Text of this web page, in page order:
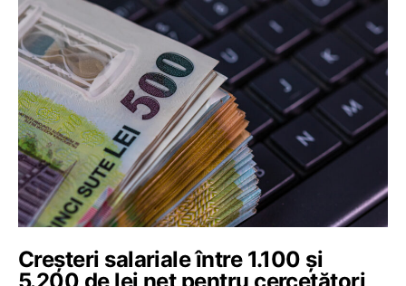
Creșteri salariale între 1.100 și